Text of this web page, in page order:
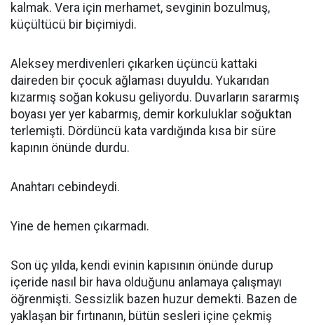
kalmak. Vera için merhamet, sevginin bozulmuş,
küçültücü bir biçimiydi.
Aleksey merdivenleri çıkarken üçüncü kattaki
daireden bir çocuk ağlaması duyuldu. Yukarıdan
kızarmış soğan kokusu geliyordu. Duvarların sararmış
boyası yer yer kabarmış, demir korkuluklar soğuktan
terlemişti. Dördüncü kata vardığında kısa bir süre
kapının önünde durdu.
Anahtarı cebindeydi.
Yine de hemen çıkarmadı.
Son üç yılda, kendi evinin kapısının önünde durup
içeride nasıl bir hava olduğunu anlamaya çalışmayı
öğrenmişti. Sessizlik bazen huzur demekti. Bazen de
yaklaşan bir fırtınanın, bütün sesleri içine çekmiş